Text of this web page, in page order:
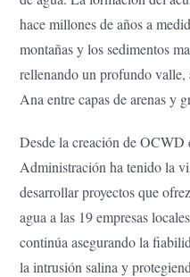
hace millones de años a
montañas y los sedimentos
rellenando un profundo valle,
Ana entre capas de arenas y
Desde la creación de OCWD
Administración ha tenido la
desarrollar proyectos que
agua a las 19 empresas
continúa asegurando la
la intrusión salina y